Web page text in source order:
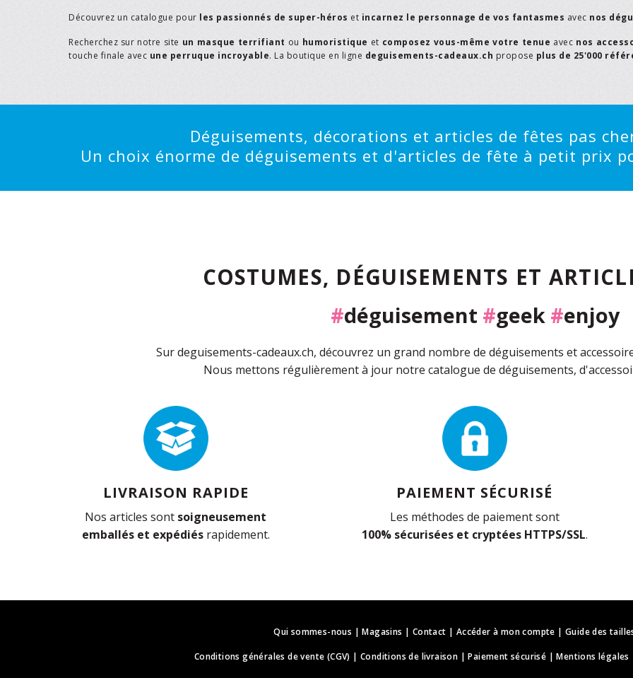
Découvrez un catalogue pour les passionnés de super-héros et incarnez le personnage de vos fantasmes avec nos
Recherchez sur notre site un masque terrifiant ou humoristique et composez vous-même votre tenue avec nos
touche finale avec une perruque incroyable. La boutique en ligne deguisements-cadeaux.ch propose plus de 25'000
Déguisements, décorations et articles de fêtes pas
Un choix énorme de déguisements et d'articles de fête à petit prix
COSTUMES, DÉGUISEMENTS ET
#déguisement #geek #enjoy
Sur deguisements-cadeaux.ch, découvrez un grand nombre de déguisements et
Nous mettons régulièrement à jour notre catalogue de déguisements,
LIVRAISON RAPIDE
Nos articles sont soigneusement
emballés et expédiésrapidement.
PAIEMENT SÉCURISÉ
Les méthodes de paiement sont
100% sécurisées et cryptées HTTPS/SSL.
Qui sommes-nous |Magasins | Contact | Accéder à mon compte |Guide des
Conditions générales de vente (CGV) | Conditions de livraison |Paiement sécurisé |Mentions légales